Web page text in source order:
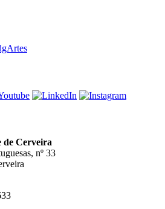
de Cerveira
nº 33